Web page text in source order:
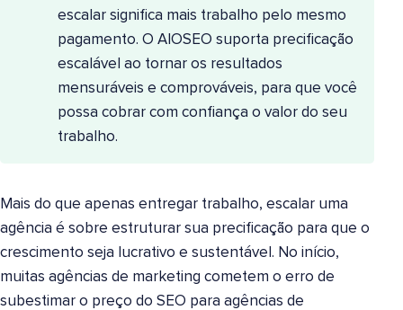
escalar significa mais trabalho pelo mesmo
pagamento. O AIOSEO suporta precificação
escalável ao tornar os resultados
mensuráveis e comprováveis, para que você
possa cobrar com confiança o valor do seu
trabalho.
Mais do que apenas entregar trabalho, escalar uma
agência é sobre estruturar sua precificação para que o
crescimento seja lucrativo e sustentável. No início,
muitas agências de marketing cometem o erro de
subestimar o preço do SEO para agências de